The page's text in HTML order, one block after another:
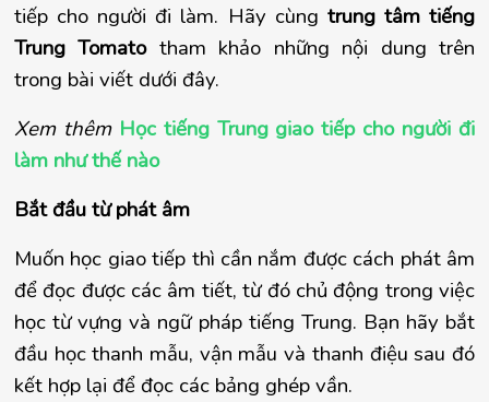
tiếp cho người đi làm. Hãy cùng trung tâm tiếng
Trung Tomatotham khảo những nội dung trên
trong bài viết dưới đây.
Xem thêm Học tiếng Trung giao tiếp cho người đi
làm như thế nào
Bắt đầu từ phát âm
Muốn học giao tiếp thì cần nắm được cách phát âm
để đọc được các âm tiết, từ đó chủ động trong việc
học từ vựng và ngữ pháp tiếng Trung. Bạn hãy bắt
đầu học thanh mẫu, vận mẫu và thanh điệu sau đó
kết hợp lại để đọc các bảng ghép vần.